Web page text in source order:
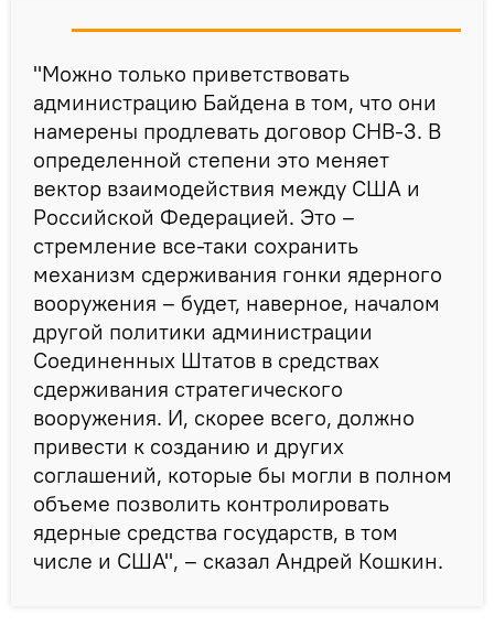
"Можно только приветствовать
администрацию Байдена в том, что они
намерены продлевать договор СНВ-3. В
определенной степени это меняет
вектор взаимодействия между США и
Российской Федерацией. Это –
стремление все-таки сохранить
механизм сдерживания гонки ядерного
вооружения – будет, наверное, началом
другой политики администрации
Соединенных Штатов в средствах
сдерживания стратегического
вооружения. И, скорее всего, должно
привести к созданию и других
соглашений, которые бы могли в полном
объеме позволить контролировать
ядерные средства государств, в том
числе и США", – сказал Андрей Кошкин.